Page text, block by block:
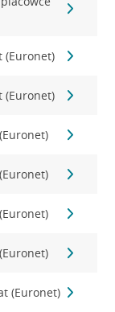
(Euronet)
(Euronet)
(Euronet)